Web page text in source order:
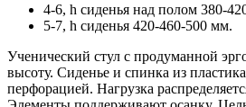
4-6, h сиденья над полом 380-
5-7, h сиденья 420-460-500 мм.
Ученический стул с продуманной
высоту. Сиденье и спинка из
перфорацией. Нагрузка